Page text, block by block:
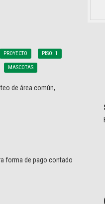
PROYECTO PISO: 1
MASCOTAS
de área común,
forma de pago contado